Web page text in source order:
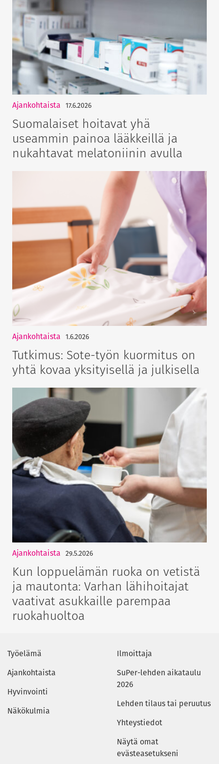
Ajankohtaista 17.6.2026
Suomalaiset hoitavat yhä
useammin painoa lääkkeillä ja
nukahtavat melatoniinin avulla
Ajankohtaista 1.6.2026
Tutkimus: Sote-työn kuormitus on
yhtä kovaa yksityisellä ja julkisella
Ajankohtaista 29.5.2026
Kun loppuelämän ruoka on vetistä
ja mautonta: Varhan lähihoitajat
vaativat asukkaille parempaa
ruokahuoltoa
Työelämä
Ajankohtaista
Hyvinvointi
Näkökulmia
Ilmoittaja
SuPer-lehden aikataulu
2026
Lehden tilaus tai peruutus
Yhteystiedot
Näytä omat
evästeasetukseni